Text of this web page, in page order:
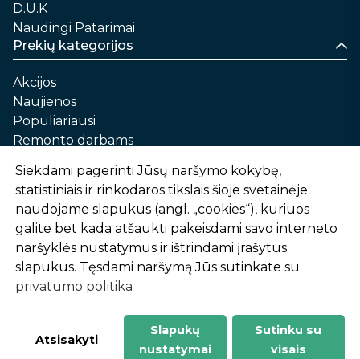
D.U.K
Naudingi Patarimai
Prekių kategorijos
Akcijos
Naujienos
Populiariausi
Remonto darbams
Automobilių priežiūrai
Sodui ir daržui
Informacija
Apie mus
Prekių pirkimo – pardavimo taisyklės
Prekių pristatymas ir atsiėmimas
-
1
2
%
n
u
o
l
a
i
d
Siekdami pagerinti Jūsų naršymo kokybę,
statistiniais ir rinkodaros tikslais šioje svetainėje
naudojame slapukus (angl. „cookies“), kuriuos
galite bet kada atšaukti pakeisdami savo interneto
naršyklės nustatymus ir ištrindami įrašytus
slapukus. Tęsdami naršymą Jūs sutinkate su
privatumo politika
Atsisakyti
Slapukų
nustatymai
Sutinku su
visais